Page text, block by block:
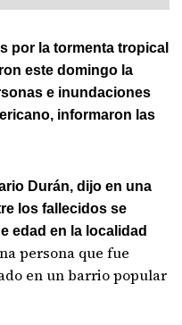
por la tormenta tropical
este domingo la
e inundaciones
informaron las
Durán, dijo en una
los fallecidos se
edad en la localidad
persona que fue
en un barrio popular